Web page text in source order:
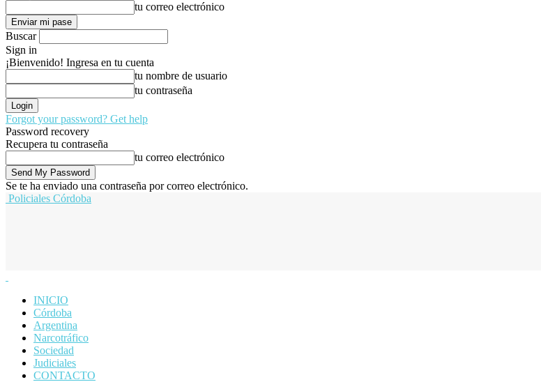
tu correo electrónico
Buscar
Sign in
¡Bienvenido! Ingresa en tu cuenta
tu nombre de usuario
tu contraseña
Forgot your password? Get help
Password recovery
Recupera tu contraseña
tu correo electrónico
Se te ha enviado una contraseña por correo electrónico.
Policiales Córdoba
INICIO
Córdoba
Argentina
Narcotráfico
Sociedad
Judiciales
CONTACTO